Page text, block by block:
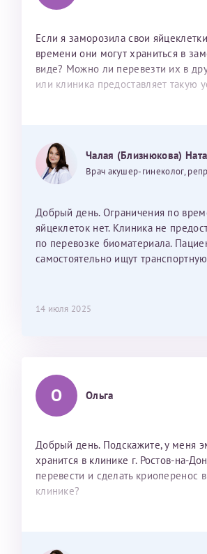
Если я заморозила свои
времени они могут храниться в
виде? Можно ли перевезти их в
или клиника предоставляет такую
Чалая (Близнюкова)
Врач акушер-гинеколог,
Добрый день. Ограничения по
яйцеклеток нет. Клиника не
по перевозке биоматериала.
самостоятельно ищут
14 июля 2025
О Ольга
Добрый день. Подскажите, у меня
хранится в клинике г. Ростов-на-
перевести и сделать криоперенос
клинике?